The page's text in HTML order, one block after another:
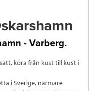
- Varberg.
köra från kust till kust i
i Sverige, närmare